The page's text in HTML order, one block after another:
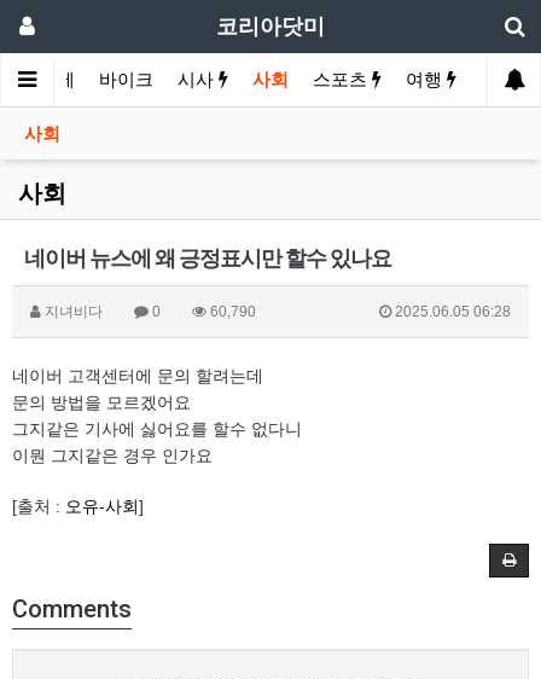
코리아닷미
경제 바이크 시사 사회 스포츠 여행 유머
사회
사회
네이버 뉴스에 왜 긍정표시만 할수 있나요
지녀비다 0 60,790 2025.06.05 06:28
네이버 고객센터에 문의 할려는데
문의 방법을 모르겠어요
그지같은 기사에 싫어요를 할수 없다니
이뭔 그지같은 경우 인가요
[출처 : 오유-사회]
Comments